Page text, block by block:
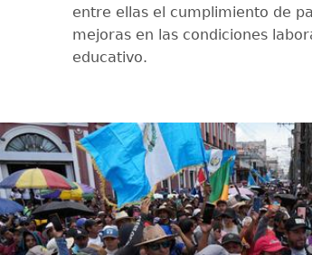
entre ellas el cumplimiento de
mejoras en las condiciones
educativo.